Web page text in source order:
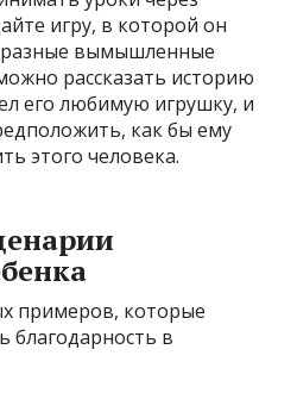
игру, в которой он
разные вымышленные
рассказать историю
его любимую игрушку, и
как бы ему
этого человека.
примеров, которые
благодарность в